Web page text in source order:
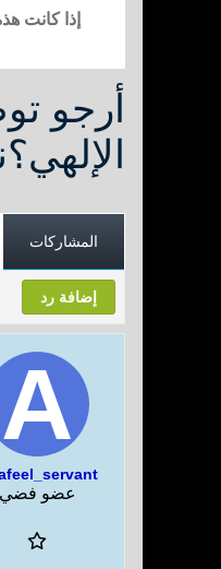
إذا كانت
أرجو
المشاركات
إضافة رد
عضو فضي